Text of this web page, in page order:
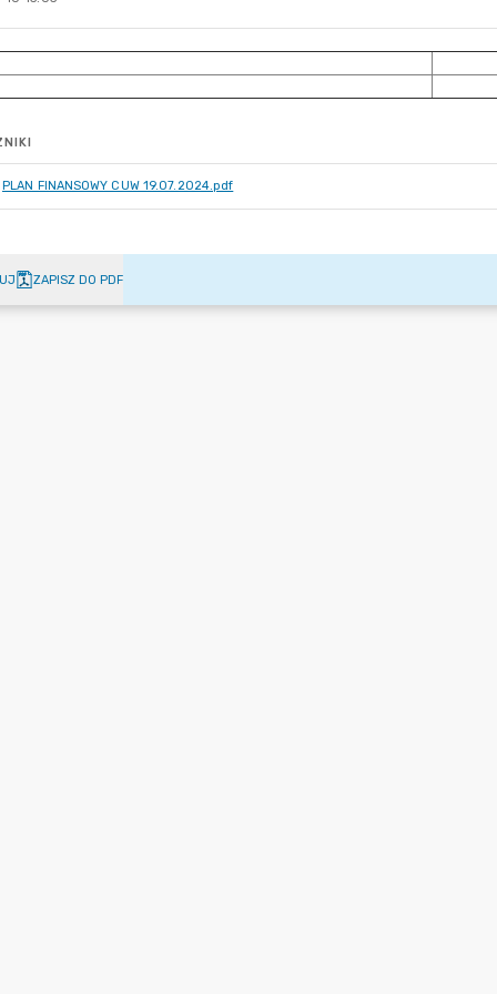
PLAN FINANSOWY CUW 19.07.2024.pdf
ZAPISZ DO PDF